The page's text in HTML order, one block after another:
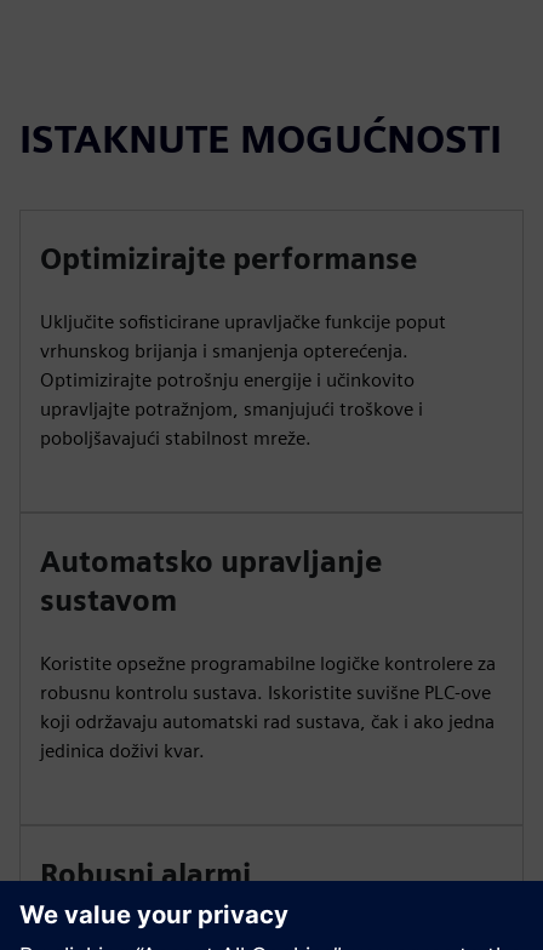
ISTAKNUTE MOGUĆNOSTI
Optimizirajte performanse
Uključite sofisticirane upravljačke funkcije poput
vrhunskog brijanja i smanjenja opterećenja.
Optimizirajte potrošnju energije i učinkovito
upravljajte potražnjom, smanjujući troškove i
poboljšavajući stabilnost mreže.
Automatsko upravljanje
sustavom
Koristite opsežne programabilne logičke kontrolere za
robusnu kontrolu sustava. Iskoristite suvišne PLC-ove
koji održavaju automatski rad sustava, čak i ako jedna
jedinica doživi kvar.
Robusni alarmi
Pružamo sveobuhvatan sustav alarma i kvarova koji